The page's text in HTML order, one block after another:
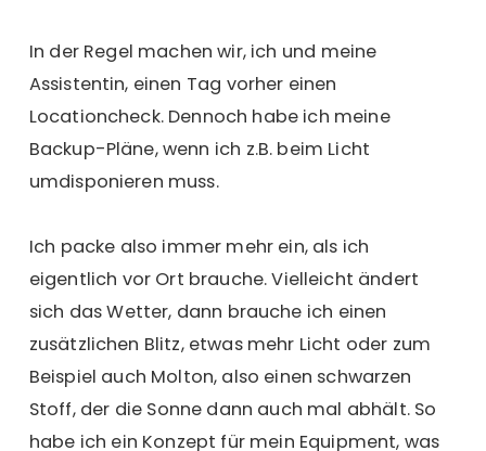
In der Regel machen wir, ich und meine
Assistentin, einen Tag vorher einen
Locationcheck. Dennoch habe ich meine
Backup-Pläne, wenn ich z.B. beim Licht
umdisponieren muss.
Ich packe also immer mehr ein, als ich
eigentlich vor Ort brauche. Vielleicht ändert
sich das Wetter, dann brauche ich einen
zusätzlichen Blitz, etwas mehr Licht oder zum
Beispiel auch Molton, also einen schwarzen
Stoff, der die Sonne dann auch mal abhält. So
habe ich ein Konzept für mein Equipment, was